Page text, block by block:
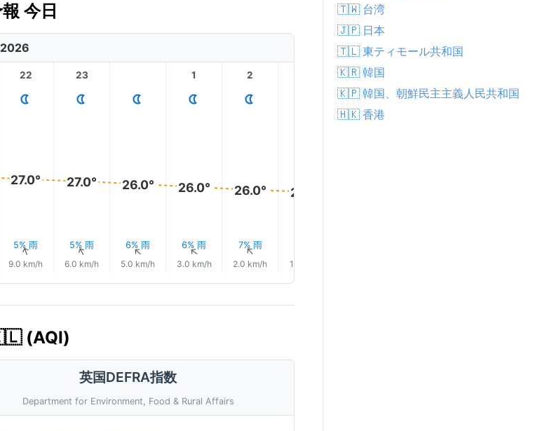
今日
22
27.0°
5% 雨
↑
9.0 km/h
23
27.0°
5% 雨
↑
6.0 km/h
26.0°
6% 雨
↑
5.0 km/h
1
26.0°
6% 雨
↑
3.0 km/h
2
26.0°
7% 雨
↑
2.0 km/h
26.0°
1.0 km/h
4
(AQI)
英国DEFRA指数
Department for Environment, Food & Rural Affairs
🇹🇼 台湾
🇯🇵 日本
🇹🇱 東ティモール共和国
🇰🇷 韓国
🇰🇵 韓国、朝鮮民主主義人民共和国
🇭🇰 香港